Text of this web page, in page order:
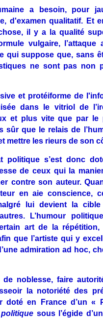
a besoin, pour
d'examen qualitatif. Et
il y a la qualité
vulgaire, l’attaque
qui suppose que, sans
ne sont pas non
et protéiforme de
dans le vitriol de
et plus vite que par le
sûr que le relais de
mettre les rieurs de son
politique s’est donc
de ceux qui la
contre son auteur.
en aie conscience,
lui devient la cible
L’humour
art de la répétition,
que l’artiste qui y
admiration ad hoc,
noblesse, faire
la notoriété des
doté en France d’un «
sous l’égide